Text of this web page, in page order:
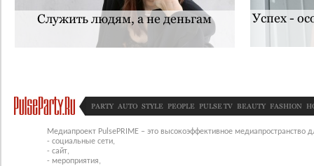
Служить людям, а не деньгам Успех -
PARTY AUTO STYLE PEOPLE PULSE TV BEAUTY FASHION
Медиапроект PulsePRIME – это высокоэффективное медиапространство
- социальные сети,
- сайт,
- мероприятия,